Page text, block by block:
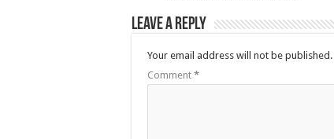
Leave a Reply
Your email address will not be published.
Comment *